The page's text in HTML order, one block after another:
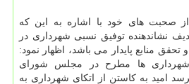
صحبت های خود با اشاره به این كه
این ردیف نشاندهنده توفیق نسبی شهرداری در
منابع پایدار می باشد، اظهار نمود:
ها مطرح در مجلس شورای
امید به كاستن از اتكای شهرداری به